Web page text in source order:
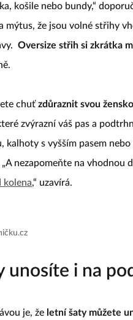
košile nebo bundy,“
mýtus, že jsou volné střihy
Oversize střih si zkrátka
chuťzdůraznit svou
zvýrazní váš pas a
kalhoty s vyšším pasem
nezapomeňte na vhodnou
kolena,“ uzavírá.
unosíte i na
je, že letní šaty můžete